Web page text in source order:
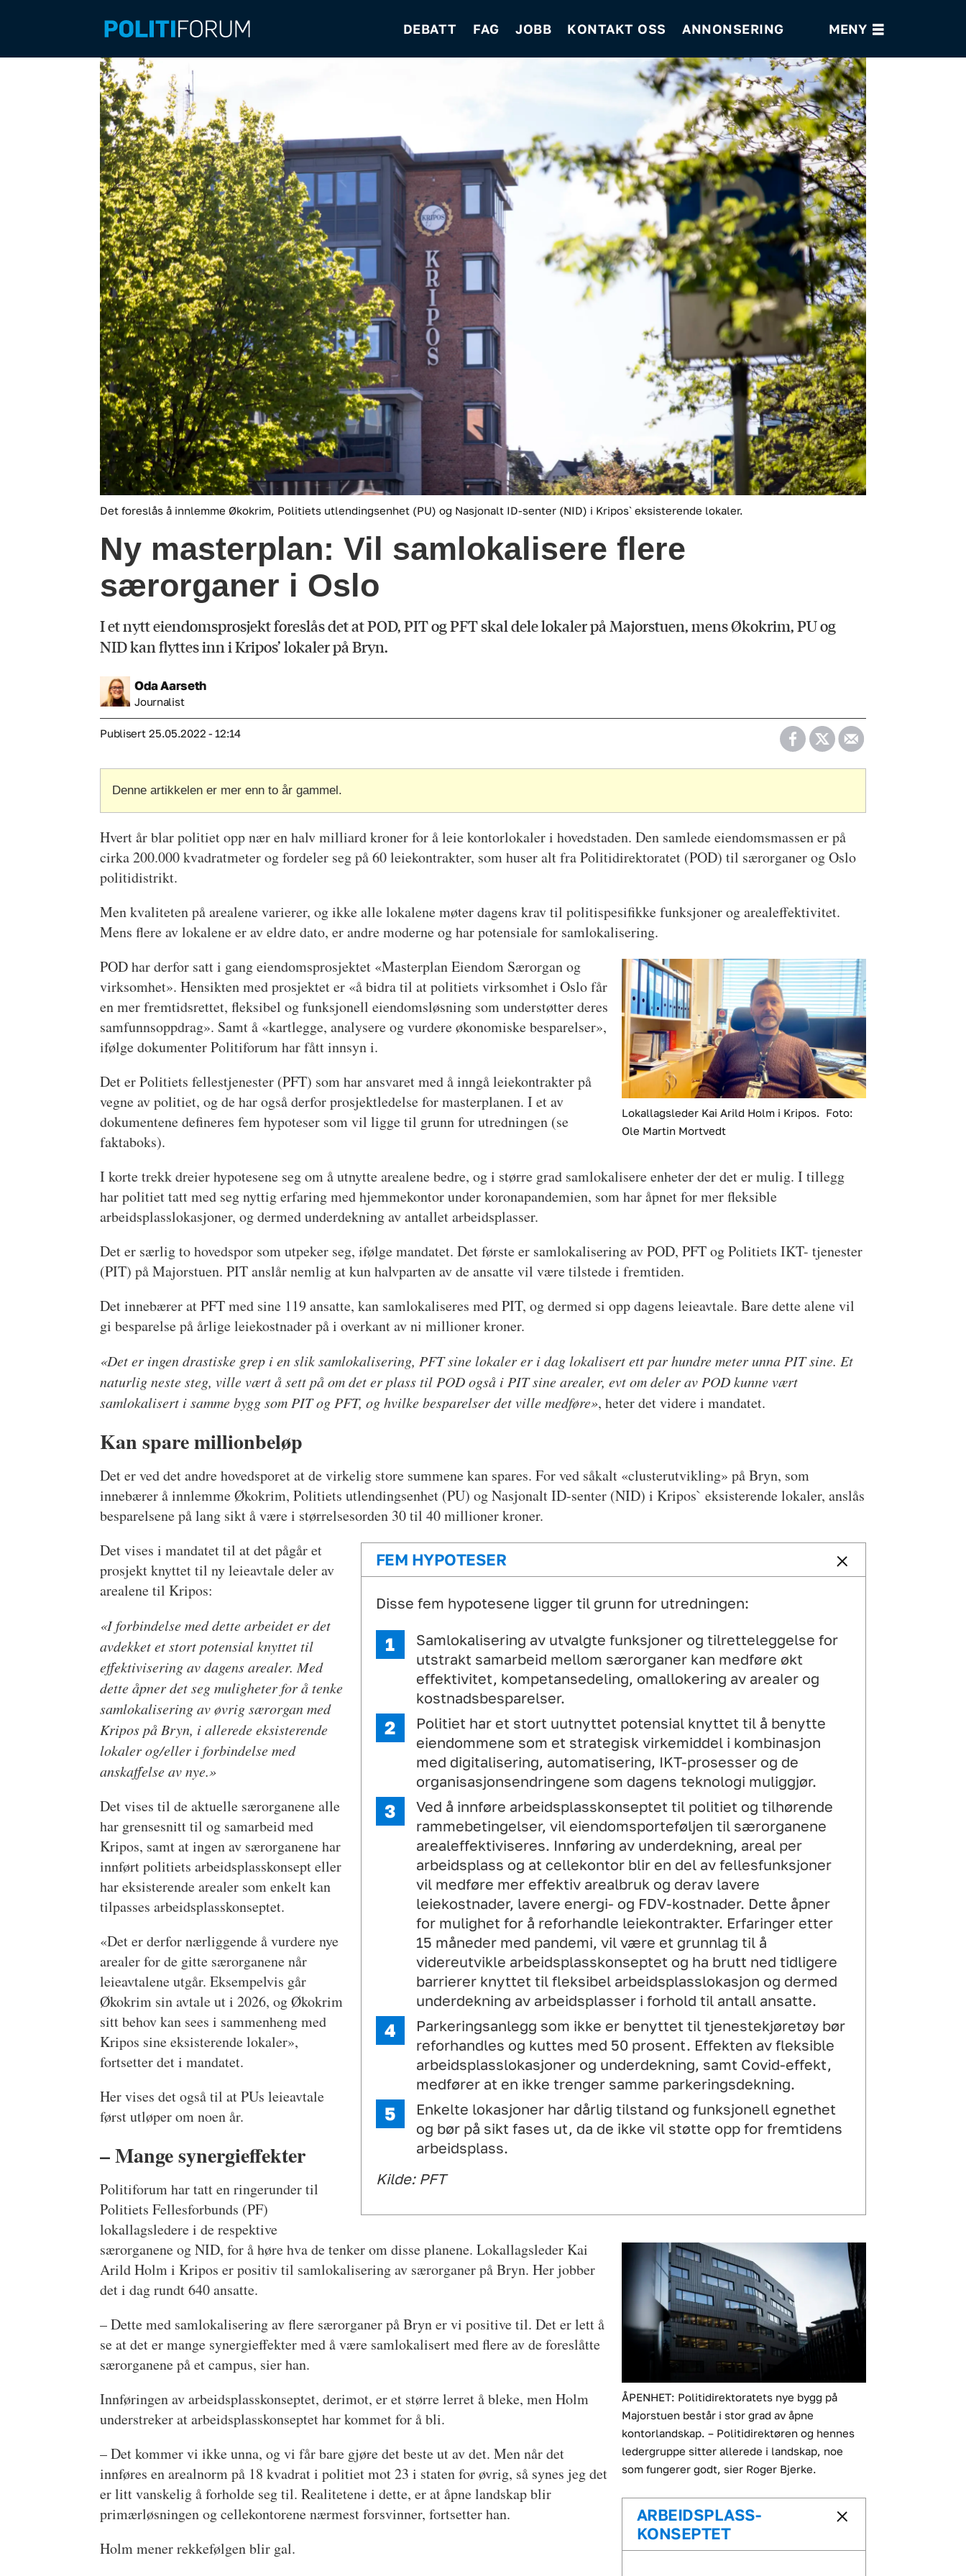
DEBATT FAG JOBB KONTAKT OSS ANNONSERING
Det foreslås å innlemme Økokrim, Politiets utlendingsenhet (PU) og Nasjonalt ID-senter (NID) i Kripos` eksisterende lokaler.
Ny masterplan: Vil samlokalisere flere
særorganer i Oslo
I et nytt eiendomsprosjekt foreslås det at POD, PIT og PFT skal dele lokaler på Majorstuen, mens Økokrim, PU og
NID kan flyttes inn i Kripos’ lokaler på Bryn.
OdaAarseth
Journalist
Publisert 25.05.2022 - 12:14
Denne artikkelen er mer enn to år gammel.
Hvert år blar politiet opp nær en halv milliard kroner for å leie kontorlokaler i hovedstaden. Den samlede eiendomsmassen er på
cirka 200.000 kvadratmeter og fordeler seg på 60 leiekontrakter, som huser alt fra Politidirektoratet (POD) til særorganer og Oslo
politidistrikt.
Men kvaliteten på arealene varierer, og ikke alle lokalene møter dagens krav til politispesifikke funksjoner og arealeffektivitet.
Mens flere av lokalene er av eldre dato, er andre moderne og har potensiale for samlokalisering.
Lokallagsleder Kai Arild Holm i Kripos. Foto:
Ole Martin Mortvedt
POD har derfor satt i gang eiendomsprosjektet «Masterplan Eiendom Særorgan og
virksomhet». Hensikten med prosjektet er «å bidra til at politiets virksomhet i Oslo får
en mer fremtidsrettet, fleksibel og funksjonell eiendomsløsning som understøtter deres
samfunnsoppdrag». Samt å «kartlegge, analysere og vurdere økonomiske besparelser»,
ifølge dokumenter Politiforum har fått innsyn i.
Det er Politiets fellestjenester (PFT) som har ansvaret med å inngå leiekontrakter på
vegne av politiet, og de har også derfor prosjektledelse for masterplanen. I et av
dokumentene defineres fem hypoteser som vil ligge til grunn for utredningen (se
faktaboks).
I korte trekk dreier hypotesene seg om å utnytte arealene bedre, og i større grad samlokalisere enheter der det er mulig. I tillegg
har politiet tatt med seg nyttig erfaring med hjemmekontor under koronapandemien, som har åpnet for mer fleksible
arbeidsplasslokasjoner, og dermed underdekning av antallet arbeidsplasser.
Det er særlig to hovedspor som utpeker seg, ifølge mandatet. Det første er samlokalisering av POD, PFT og Politiets IKT- tjenester
(PIT) på Majorstuen. PIT anslår nemlig at kun halvparten av de ansatte vil være tilstede i fremtiden.
Det innebærer at PFT med sine 119 ansatte, kan samlokaliseres med PIT, og dermed si opp dagens leieavtale. Bare dette alene vil
gi besparelse på årlige leiekostnader på i overkant av ni millioner kroner.
«Det er ingen drastiske grep i en slik samlokalisering, PFT sine lokaler er i dag lokalisert ett par hundre meter unna PIT sine. Et
naturlig neste steg, ville vært å sett på om det er plass til POD også i PIT sine arealer, evt om deler av POD kunne vært
samlokalisert i samme bygg som PIT og PFT, og hvilke besparelser det ville medføre», heter det videre i mandatet.
Kan spare millionbeløp
Det er ved det andre hovedsporet at de virkelig store summene kan spares. For ved såkalt «clusterutvikling» på Bryn, som
innebærer å innlemme Økokrim, Politiets utlendingsenhet (PU) og Nasjonalt ID-senter (NID) i Kripos` eksisterende lokaler, anslås
besparelsene på lang sikt å være i størrelsesorden 30 til 40 millioner kroner.
FEM HYPOTESER
Disse fem hypotesene ligger til grunn for utredningen:
Samlokalisering av utvalgte funksjoner og tilretteleggelse for
utstrakt samarbeid mellom særorganer kan medføre økt
effektivitet, kompetansedeling, omallokering av arealer og
kostnadsbesparelser.
Politiet har et stort uutnyttet potensial knyttet til å benytte
eiendommene som et strategisk virkemiddel i kombinasjon
med digitalisering, automatisering, IKT-prosesser og de
organisasjonsendringene som dagens teknologi muliggjør.
Ved å innføre arbeidsplasskonseptet til politiet og tilhørende
rammebetingelser, vil eiendomsporteføljen til særorganene
arealeffektiviseres. Innføring av underdekning, areal per
arbeidsplass og at cellekontor blir en del av fellesfunksjoner
vil medføre mer effektiv arealbruk og derav lavere
leiekostnader, lavere energi- og FDV-kostnader. Dette åpner
for mulighet for å reforhandle leiekontrakter. Erfaringer etter
15 måneder med pandemi, vil være et grunnlag til å
videreutvikle arbeidsplasskonseptet og ha brutt ned tidligere
barrierer knyttet til fleksibel arbeidsplasslokasjon og dermed
underdekning av arbeidsplasser i forhold til antall ansatte.
Parkeringsanlegg som ikke er benyttet til tjenestekjøretøy bør
reforhandles og kuttes med 50 prosent. Effekten av fleksible
arbeidsplasslokasjoner og underdekning, samt Covid-effekt,
medfører at en ikke trenger samme parkeringsdekning.
Enkelte lokasjoner har dårlig tilstand og funksjonell egnethet
og bør på sikt fases ut, da de ikke vil støtte opp for fremtidens
arbeidsplass.
Kilde: PFT
Det vises i mandatet til at det pågår et
prosjekt knyttet til ny leieavtale deler av
arealene til Kripos:
«I forbindelse med dette arbeidet er det
avdekket et stort potensial knyttet til
effektivisering av dagens arealer. Med
dette åpner det seg muligheter for å tenke
samlokalisering av øvrig særorgan med
Kripos på Bryn, i allerede eksisterende
lokaler og/eller i forbindelse med
anskaffelse av nye.»
Det vises til de aktuelle særorganene alle
har grensesnitt til og samarbeid med
Kripos, samt at ingen av særorganene har
innført politiets arbeidsplasskonsept eller
har eksisterende arealer som enkelt kan
tilpasses arbeidsplasskonseptet.
«Det er derfor nærliggende å vurdere nye
arealer for de gitte særorganene når
leieavtalene utgår. Eksempelvis går
Økokrim sin avtale ut i 2026, og Økokrim
sitt behov kan sees i sammenheng med
Kripos sine eksisterende lokaler»,
fortsetter det i mandatet.
Her vises det også til at PUs leieavtale
først utløper om noen år.
ÅPENHET: Politidirektoratets nye bygg på
Majorstuen består i stor grad av åpne
kontorlandskap. – Politidirektøren og hennes
ledergruppe sitter allerede i landskap, noe
som fungerer godt, sier Roger Bjerke.
– Mange synergieffekter
Politiforum har tatt en ringerunder til
Politiets Fellesforbunds (PF)
lokallagsledere i de respektive
særorganene og NID, for å høre hva de tenker om disse planene. Lokallagsleder Kai
Arild Holm i Kripos er positiv til samlokalisering av særorganer på Bryn. Her jobber
det i dag rundt 640 ansatte.
– Dette med samlokalisering av flere særorganer på Bryn er vi positive til. Det er lett å
se at det er mange synergieffekter med å være samlokalisert med flere av de foreslåtte
særorganene på et campus, sier han.
Innføringen av arbeidsplasskonseptet, derimot, er et større lerret å bleke, men Holm
understreker at arbeidsplasskonseptet har kommet for å bli.
ARBEIDSPLASS-
KONSEPTET
– Det kommer vi ikke unna, og vi får bare gjøre det beste ut av det. Men når det
innføres en arealnorm på 18 kvadrat i politiet mot 23 i staten for øvrig, så synes jeg det
er litt vanskelig å forholde seg til. Realitetene i dette, er at åpne landskap blir
primærløsningen og cellekontorene nærmest forsvinner, fortsetter han.
Holm mener rekkefølgen blir gal.